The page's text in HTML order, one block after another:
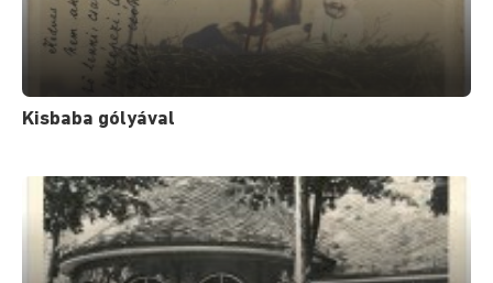
Kisbaba gólyával